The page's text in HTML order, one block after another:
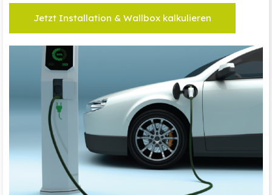
Jetzt Installation & Wallbox kalkulieren